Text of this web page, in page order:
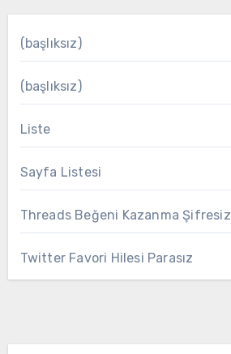
(başlıksız)
(başlıksız)
Liste
Sayfa Listesi
Threads Beğeni Kazanma Şifresiz
Twitter Favori Hilesi Parasız